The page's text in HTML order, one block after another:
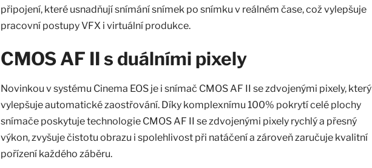
připojení, které usnadňují snímání snímek po snímku v reálném čase, což vylepšuje
pracovní postupy VFX i virtuální produkce.
CMOS AF II s duálními pixely
Novinkou v systému Cinema EOS je i snímač CMOS AF II se zdvojenými pixely, který
vylepšuje automatické zaostřování. Díky komplexnímu 100% pokrytí celé plochy
snímače poskytuje technologie CMOS AF II se zdvojenými pixely rychlý a přesný
výkon, zvyšuje čistotu obrazu i spolehlivost při natáčení a zároveň zaručuje kvalitní
pořízení každého záběru.